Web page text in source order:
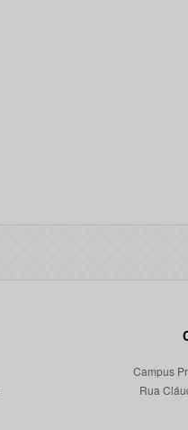
Campus
Rua